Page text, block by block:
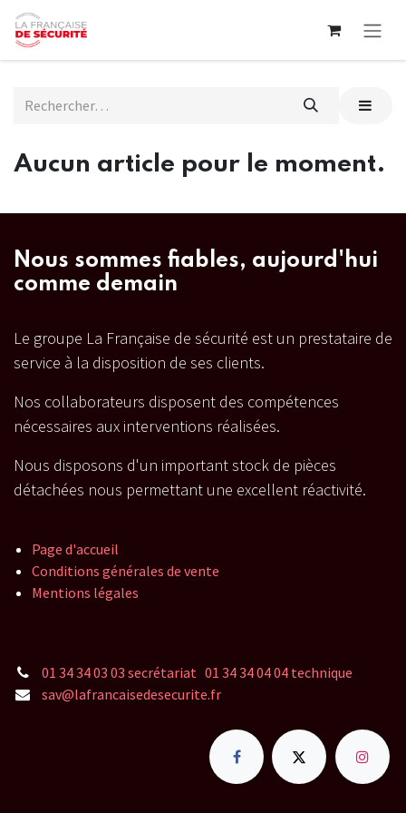
Se rendre au contenu
Aucun article pour le moment.
Nous sommes fiables, aujourd'hui
comme demain
Le groupe La Française de sécurité est un prestataire de
service à la disposition de ses clients.
Nos collaborateurs disposent des compétences
nécessaires aux interventions réalisées.
Nous disposons d'un important stock de pièces
détachées nous permettant une excellent réactivité.
Page d'accueil
Conditions générales de vente
Mentions légales
01 34 34 03 03 secrétariat 01 34 34 04 04 technique
sav@lafrancaisedesecurite.fr